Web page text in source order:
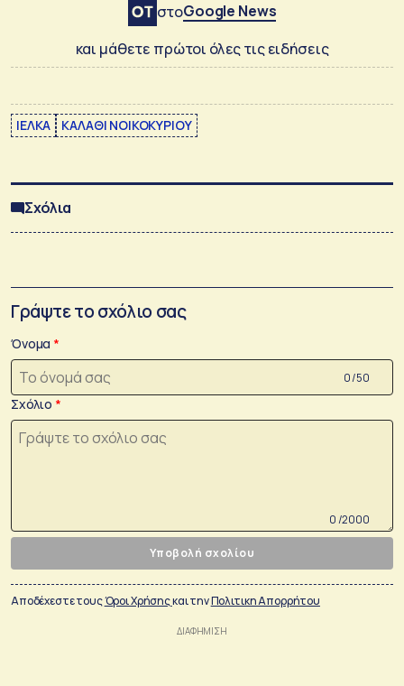
στοGoogle News
και μάθετε πρώτοι όλες τις ειδήσεις
ΙΕΛΚΑ ΚΑΛΑΘΙ ΝΟΙΚΟΚΥΡΙΟΥ
Σχόλια
Γράψτε το σχόλιο σας
Όνομα
0 /50
Σχόλιο
0 /2000
Υποβολή σχολίου
Αποδέχεστε τουςΌροι Χρήσηςκαι τηνΠολιτικη Απορρήτου